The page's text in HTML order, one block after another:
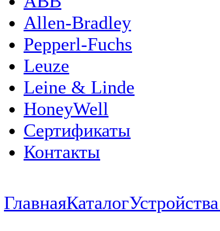
Allen-Bradley
Pepperl-Fuchs
Leuze
Leine & Linde
HoneyWell
Сертификаты
Контакты
ГлавнаяКаталог